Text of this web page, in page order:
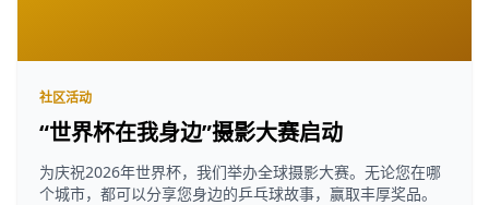
社区活动
“世界杯在我身边”摄影大赛启动
为庆祝2026年世界杯，我们举办全球摄影大赛。无论您在哪
个城市，都可以分享您身边的乒乓球故事，赢取丰厚奖品。